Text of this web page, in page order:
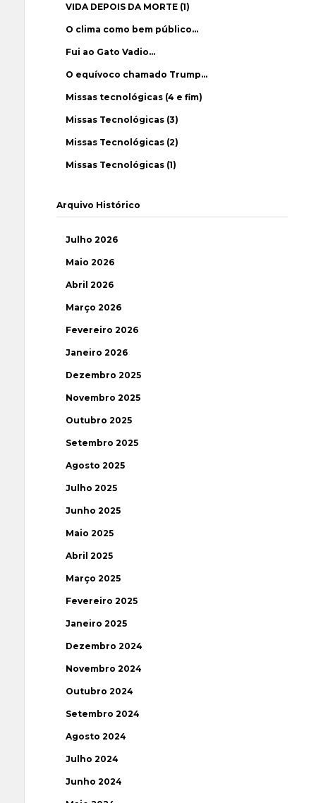
VIDA DEPOIS DA MORTE (1)
O clima como bem público…
Fui ao Gato Vadio…
O equívoco chamado Trump…
Missas tecnológicas (4 e fim)
Missas Tecnológicas (3)
Missas Tecnológicas (2)
Missas Tecnológicas (1)
Arquivo Histórico
Julho 2026
Maio 2026
Abril 2026
Março 2026
Fevereiro 2026
Janeiro 2026
Dezembro 2025
Novembro 2025
Outubro 2025
Setembro 2025
Agosto 2025
Julho 2025
Junho 2025
Maio 2025
Abril 2025
Março 2025
Fevereiro 2025
Janeiro 2025
Dezembro 2024
Novembro 2024
Outubro 2024
Setembro 2024
Agosto 2024
Julho 2024
Junho 2024